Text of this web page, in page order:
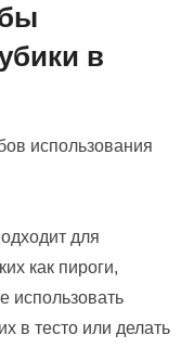
в
использования
для
как пироги,
использовать
в тесто или делать